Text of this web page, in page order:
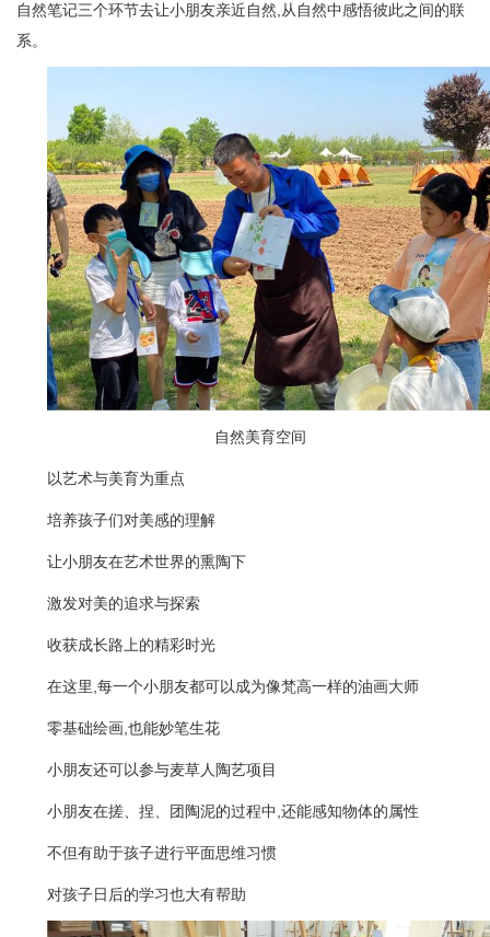
自然笔记三个环节去让小朋友亲近自然,从自然中感悟彼此之间的联
系。
自然美育空间
以艺术与美育为重点
培养孩子们对美感的理解
让小朋友在艺术世界的熏陶下
激发对美的追求与探索
收获成长路上的精彩时光
在这里,每一个小朋友都可以成为像梵高一样的油画大师
零基础绘画,也能妙笔生花
小朋友还可以参与麦草人陶艺项目
小朋友在搓、捏、团陶泥的过程中,还能感知物体的属性
不但有助于孩子进行平面思维习惯
对孩子日后的学习也大有帮助